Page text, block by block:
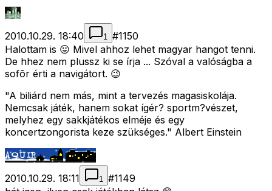
2010.10.29. 18:40 1 #1150
Halottam is 😛 Mivel ahhoz lehet magyar hangot tenni.
De hhez nem plussz ki se írja ... Szóval a valóságba a
sofõr érti a navigátort. 😉
"A biliárd nem más, mint a tervezés magasiskolája.
Nemcsak játék, hanem sokat ígér? sportm?vészet,
melyhez egy sakkjátékos elméje és egy
koncertzongorista keze szükséges." Albert Einstein
2010.10.29. 18:11 1 #1149